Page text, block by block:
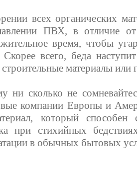
всех органических
ПВХ, в отличие
время, чтобы
всего, беда
материалы
ни сколько не
компании Европы и
который
при стихийных
в обычных бытовых